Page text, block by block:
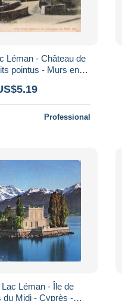
Léman - Château de
pointus - Murs en
Professional
Léman - Île de
du Midi - Cyprès -